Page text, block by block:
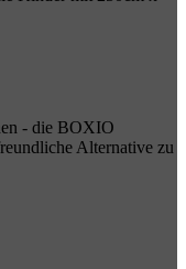
- die BOXIO
Alternative zu